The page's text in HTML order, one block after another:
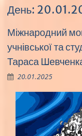
День:
Міжнародний
учнівської та
Тараса
20.01.2025